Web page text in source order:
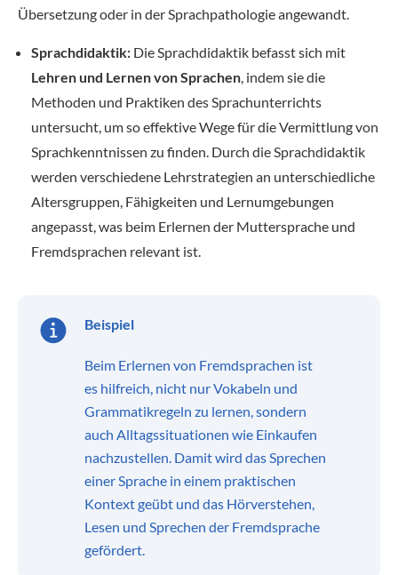
Übersetzung oder in der Sprachpathologie angewandt.
Sprachdidaktik: Die Sprachdidaktik befasst sich mit
Lehren und Lernen von Sprachen , indem sie die
Methoden und Praktiken des Sprachunterrichts
untersucht, um so effektive Wege für die Vermittlung von
Sprachkenntnissen zu finden. Durch die Sprachdidaktik
werden verschiedene Lehrstrategien an unterschiedliche
Altersgruppen, Fähigkeiten und Lernumgebungen
angepasst, was beim Erlernen der Muttersprache und
Fremdsprachen relevant ist.
Beispiel
Beim Erlernen von Fremdsprachen ist
es hilfreich, nicht nur Vokabeln und
Grammatikregeln zu lernen, sondern
auch Alltagssituationen wie Einkaufen
nachzustellen. Damit wird das Sprechen
einer Sprache in einem praktischen
Kontext geübt und das Hörverstehen,
Lesen und Sprechen der Fremdsprache
gefördert.